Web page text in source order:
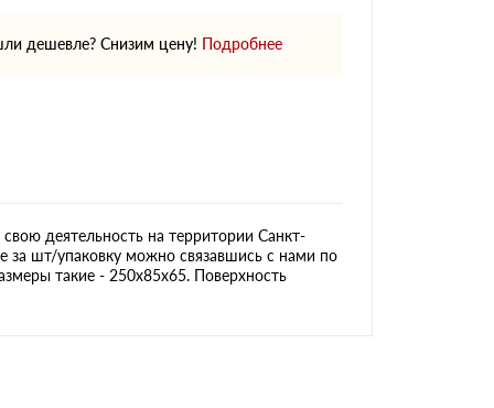
дешевле? Снизим цену! Подробнее
деятельность на территории Санкт-
за шт/упаковку можно связавшись с нами по
такие - 250х85х65. Поверхность